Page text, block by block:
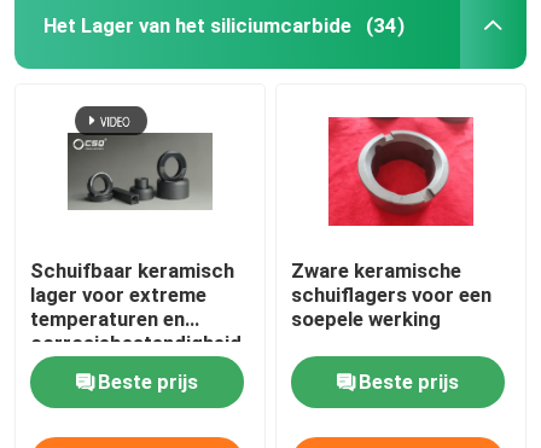
Het Lager van het siliciumcarbide (34)
Schuifbaar keramisch
lager voor extreme
temperaturen en
corrosiebestendigheid
Beste prijs
Zware keramische
schuiflagers voor een
soepele werking
Beste prijs